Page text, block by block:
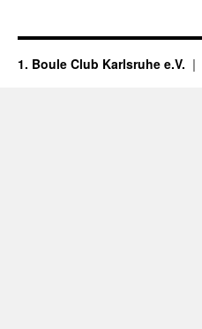
1. Boule Club Karlsruhe e.V.